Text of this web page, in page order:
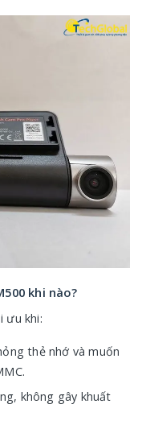
khi nào?
ưu khi:
thẻ nhớ và muốn
không gây khuất